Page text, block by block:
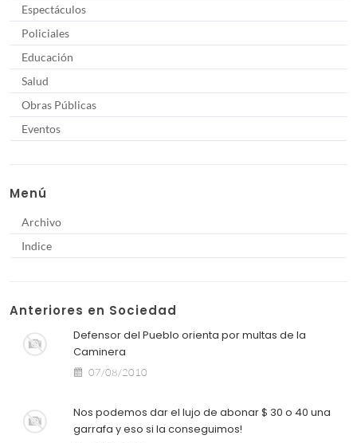
Espectáculos
Policiales
Educación
Salud
Obras Públicas
Eventos
Menú
Archivo
Indice
Anteriores en Sociedad
Defensor del Pueblo orienta por multas de la
Caminera
07/08/2010
Nos podemos dar el lujo de abonar $ 30 o 40 una
garrafa y eso si la conseguimos!